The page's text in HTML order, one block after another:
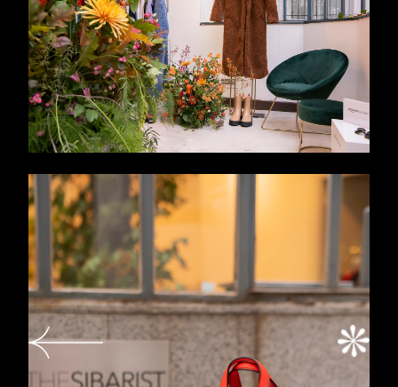
CLARA MUÑOZ
INTERIORISMO
03PRENSA
04CONTACTO